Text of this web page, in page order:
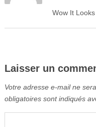
Wow It
Laisser un
Votre adresse e-mail ne
obligatoires sont indiqués